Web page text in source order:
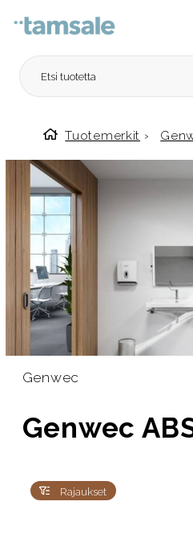
Etusivulle
Tuotemerkit ›
Genwec
Genwec
Rajaukset